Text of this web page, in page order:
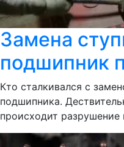
Замена
подшипник
Кто сталкивался с
подшипника.
происходит